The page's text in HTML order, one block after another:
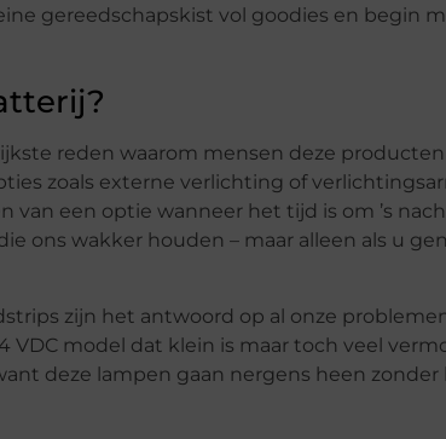
gereedschapskist vol goodies en begin
reden waarom mensen deze
zoals externe verlichting of
een optie wanneer het tijd is om ’s
ons wakker houden – maar alleen als u
zijn het antwoord op al onze
model dat klein is maar toch veel
deze lampen gaan nergens heen